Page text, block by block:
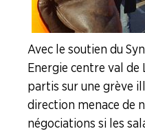
Avec le soutien du
Energie centre val de
partis sur une grève
direction menace de
négociations si les